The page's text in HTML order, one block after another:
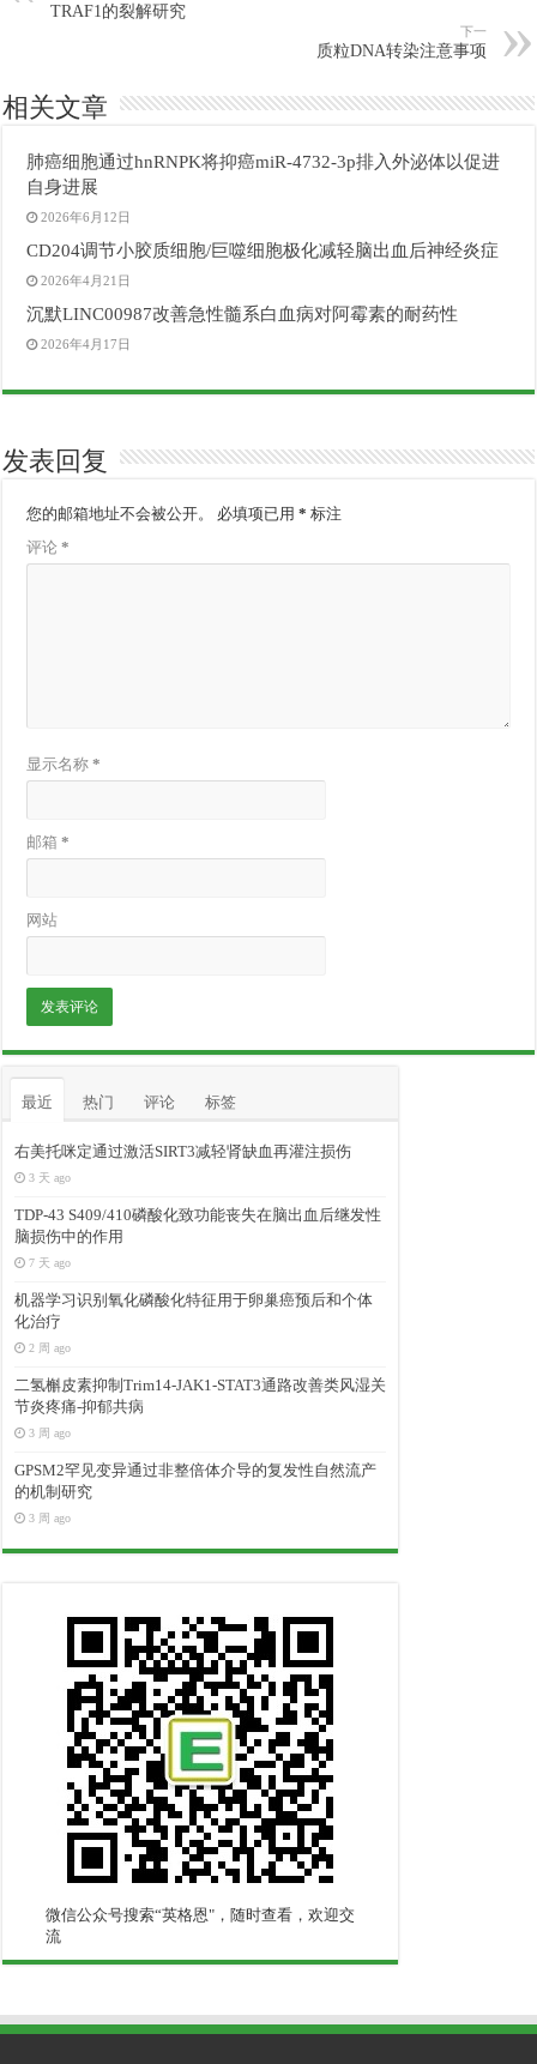
TRAF1的裂解研究
下一
质粒DNA转染注意事项
相关文章
肺癌细胞通过hnRNPK将抑癌miR-4732-3p排入外泌体以促进
自身进展
2026年6月12日
CD204调节小胶质细胞/巨噬细胞极化减轻脑出血后神经炎症
2026年4月21日
沉默LINC00987改善急性髓系白血病对阿霉素的耐药性
2026年4月17日
发表回复
您的邮箱地址不会被公开。 必填项已用* 标注
评论*
显示名称*
邮箱*
网站
最近 热门 评论 标签
右美托咪定通过激活SIRT3减轻肾缺血再灌注损伤
3 天 ago
TDP-43 S409/410磷酸化致功能丧失在脑出血后继发性
脑损伤中的作用
7 天 ago
机器学习识别氧化磷酸化特征用于卵巢癌预后和个体
化治疗
2 周 ago
二氢槲皮素抑制Trim14-JAK1-STAT3通路改善类风湿关
节炎疼痛-抑郁共病
3 周 ago
GPSM2罕见变异通过非整倍体介导的复发性自然流产
的机制研究
3 周 ago
微信公众号搜索“英格恩"，随时查看，欢迎交
流